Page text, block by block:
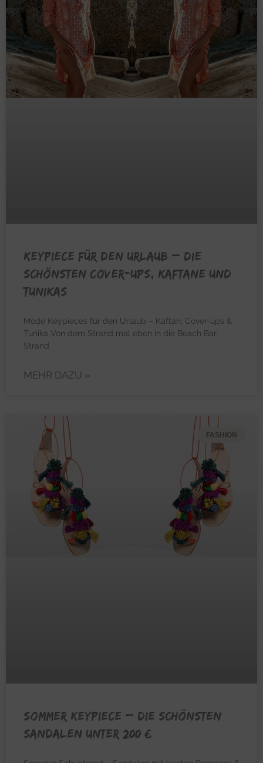
KEYPIECE FÜR DEN URLAUB – Die
schönsten Cover-Ups, Kaftane und
Tunikas
Mode Keypieces für den Urlaub – Kaftan, Cover-ups &
Tunika Von dem Strand mal eben in die Beach Bar,
Strand
MEHR DAZU »
FASHION
SOMMER KEYPIECE – Die schönsten
Sandalen unter 200 €